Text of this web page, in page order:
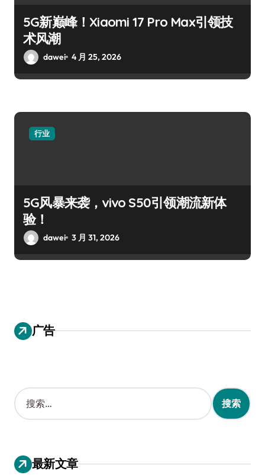
5G新巅峰！Xiaomi 17 Pro Max引领技
术风潮
dawei 4 月 25, 2026
行业
5G风暴来袭，vivo S50引领潮流新体
验！
dawei 3 月 31, 2026
广告
搜
索
：
最新文章